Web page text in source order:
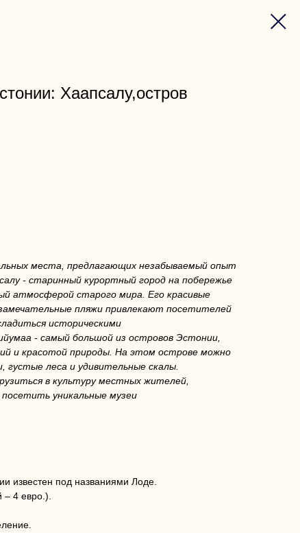
Хаапсалу,остров
места, предлагающих незабываемый опыт
- старинный курортный город на побережье
атмосферой старого мира. Его красивые
пляжи привлекают посетителей
историческими
- самый большой из островов Эстонии,
и красотой природы. На этом острове можно
густые леса и удивительные скалы.
в культуру местных жителей,
уникальные музеи
известен под названиями Лоде.
– 4 евро.).